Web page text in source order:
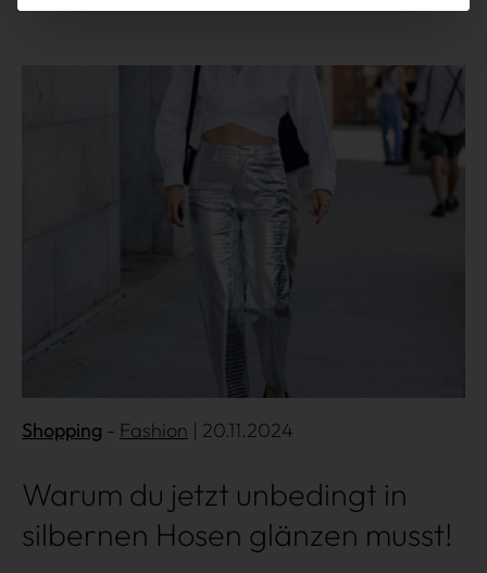
Shopping Fashion | 20.11.2024
Warum du jetzt unbedingt in
silbernen Hosen glänzen musst!